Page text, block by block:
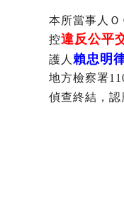
本所當事人
控違反公平
護人 賴忠明
地方檢察署
偵查終結，認